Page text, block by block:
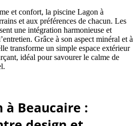
et confort, la piscine Lagon à
et aux préférences de chacun. Les
une intégration harmonieuse et
Grâce à son aspect minéral et à
transforme un simple espace extérieur
idéal pour savourer le calme de
à Beaucaire :